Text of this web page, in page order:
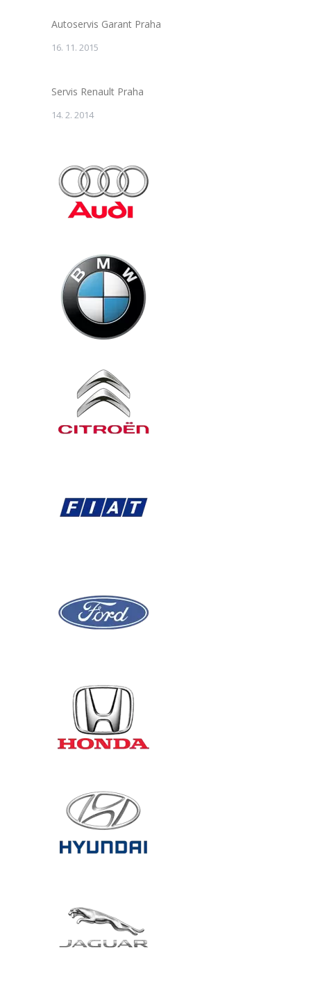
Autoservis Garant Praha
16. 11. 2015
Servis Renault Praha
14. 2. 2014